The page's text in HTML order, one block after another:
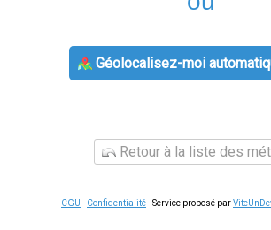
Géolocalisez-moi
Retour à la liste des
CGU - Confidentialité- Service proposé par